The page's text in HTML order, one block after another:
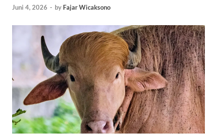
Juni 4, 2026 - by Fajar Wicaksono